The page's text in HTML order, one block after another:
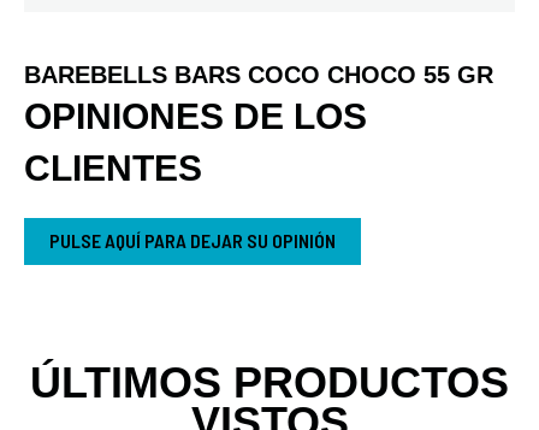
BAREBELLS BARS COCO CHOCO 55 GR
OPINIONES DE LOS
CLIENTES
PULSE AQUÍ PARA DEJAR SU OPINIÓN
ÚLTIMOS PRODUCTOS